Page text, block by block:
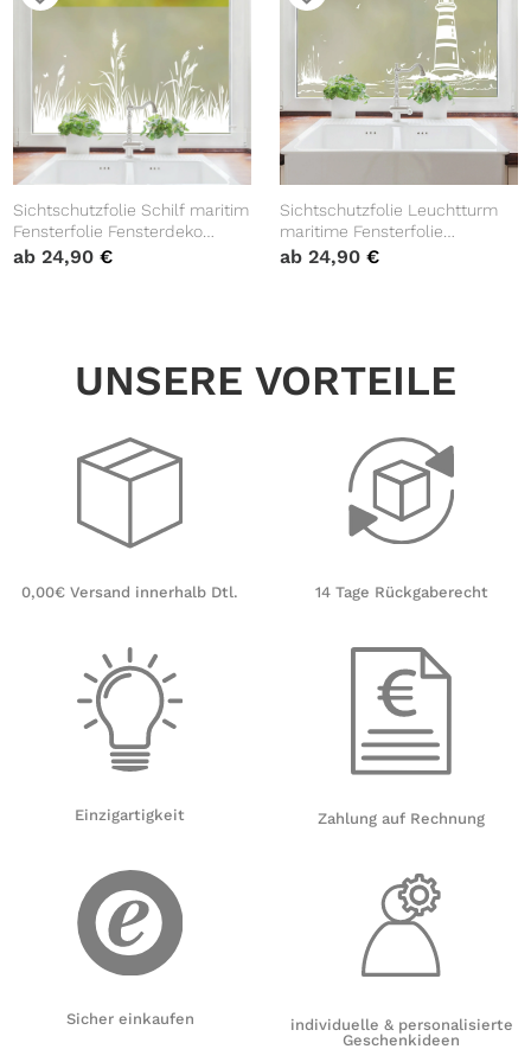
Sichtschutzfolie Schilf maritim
Fensterfolie Fensterdeko
Milchglasfolie
ab24,90€
Sichtschutzfolie Leuchtturm
maritime Fensterfolie
Fensterdeko Milchglasfolie
ab 24,90 €
UNSERE VORTEILE
0,00€ Versand innerhalb Dtl.
Einzigartigkeit
Sicher einkaufen
14 Tage Rückgaberecht
Zahlung auf Rechnung
individuelle & personalisierte
Geschenkideen